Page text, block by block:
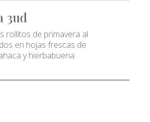
3ud
rollitos de primavera al
en hojas frescas de
y hierbabuena